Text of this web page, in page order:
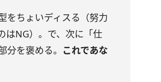
をちょいディスる（努力
はNG）。で、次に「仕
を褒める。 これであな